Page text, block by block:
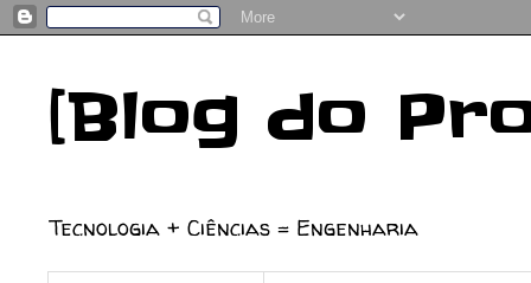
[Blog do
Tecnologia + Ciências = Engenharia